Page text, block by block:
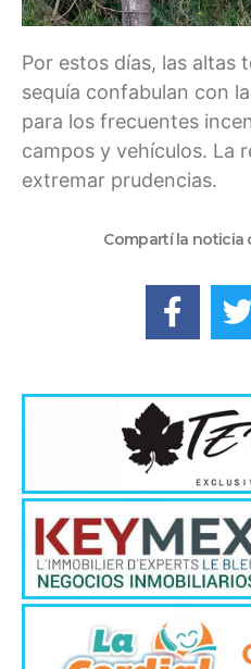
Por estos días, las altas
sequía confabulan con
para los frecuentes
campos y vehículos. La
extremar prudencias.
Compartí la